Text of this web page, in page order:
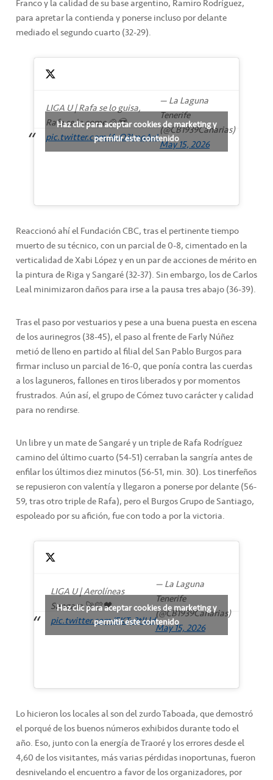
Franco y la calidad de su base argentino, Ramiro Rodríguez,
para apretar la contienda y ponerse incluso por delante
mediado el segundo cuarto (32-29).
LIGA U | Rafa se lo guisa,
Rafa se lo come 🍲😎
pic.twitter.com/4vO3ImqAxL
— La Laguna
Tenerife
(@CB1939Canarias)
May 15, 2026
Haz clic para aceptar cookies de marketing y
permitir este contenido
Reaccionó ahí el Fundación CBC, tras el pertinente tiempo
muerto de su técnico, con un parcial de 0-8, cimentado en la
verticalidad de Xabi López y en un par de acciones de mérito en
la pintura de Riga y Sangaré (32-37). Sin embargo, los de Carlos
Leal minimizaron daños para irse a la pausa tres abajo (36-39).
Tras el paso por vestuarios y pese a una buena puesta en escena
de los aurinegros (38-45), el paso al frente de Farly Núñez
metió de lleno en partido al filial del San Pablo Burgos para
firmar incluso un parcial de 16-0, que ponía contra las cuerdas
a los laguneros, fallones en tiros liberados y por momentos
frustrados. Aún así, el grupo de Cómez tuvo carácter y calidad
para no rendirse.
Un libre y un mate de Sangaré y un triple de Rafa Rodríguez
camino del último cuarto (54-51) cerraban la sangría antes de
enfilar los últimos diez minutos (56-51, min. 30). Los tinerfeños
se repusieron con valentía y llegaron a ponerse por delante (56-
59, tras otro triple de Rafa), pero el Burgos Grupo de Santiago,
espoleado por su afición, fue con todo a por la victoria.
LIGA U | Aerolíneas
Sangare 🚀💛🖤
pic.twitter.com/EKTy3tlLld
— La Laguna
Tenerife
(@CB1939Canarias)
May 15, 2026
Haz clic para aceptar cookies de marketing y
permitir este contenido
Lo hicieron los locales al son del zurdo Taboada, que demostró
el porqué de los buenos números exhibidos durante todo el
año. Eso, junto con la energía de Traoré y los errores desde el
4,60 de los visitantes, más varias pérdidas inoportunas, fueron
desnivelando el encuentro a favor de los organizadores, por